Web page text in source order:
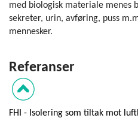
med biologisk materiale menes
sekreter, urin, avføring, puss
mennesker.
FHI - Isolering som tiltak mot